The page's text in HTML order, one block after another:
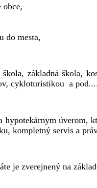
obce,
do mesta,
základná škola,
cykloturistikou a
úverom,
kompletný servis a
je zverejnený na